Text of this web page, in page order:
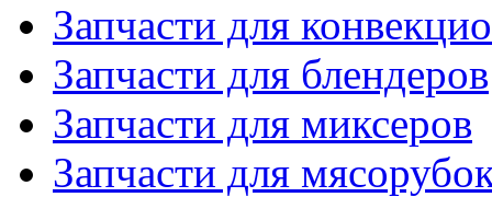
Запчасти для
Запчасти для блендеров
Запчасти для миксеров
Запчасти для